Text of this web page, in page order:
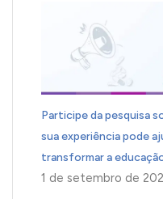
Participe da pesquisa
sua experiência pode
transformar a
1 de setembro de